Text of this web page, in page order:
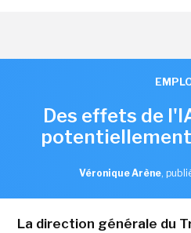
Des effets de
Véronique Arène,
La direction générale du